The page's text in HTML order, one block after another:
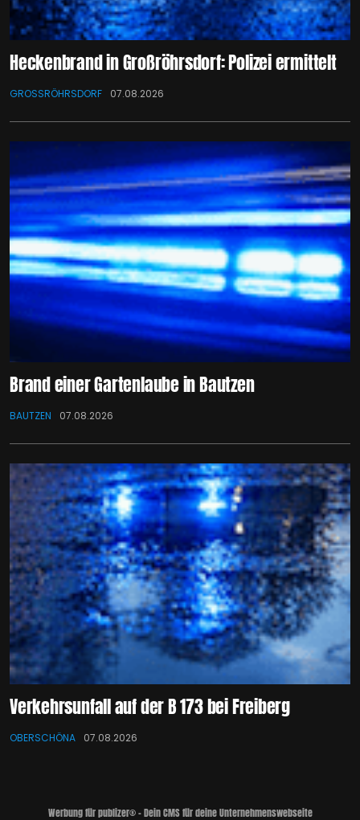
Heckenbrand in Großröhrsdorf: Polizei ermittelt
GROSSRÖHRSDORF 07.08.2026
Brand einer Gartenlaube in Bautzen
BAUTZEN 07.08.2026
Verkehrsunfall auf der B 173 bei Freiberg
OBERSCHÖNA 07.08.2026
Werbung für publizer® - Dein CMS für deine Unternehmenswebseite